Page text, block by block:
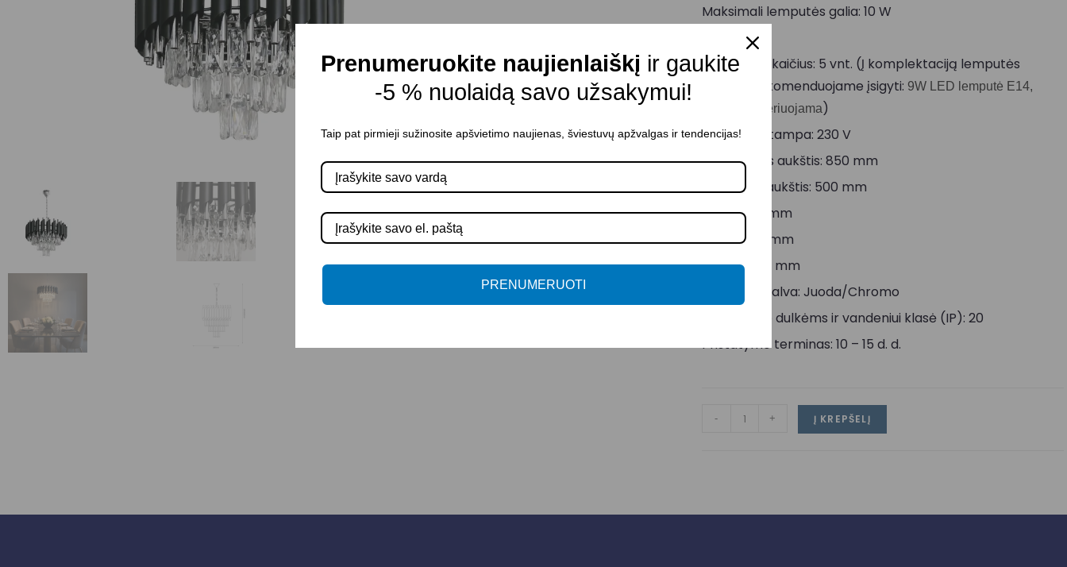
Maksimali lemputės galia: 10 W
Cokolis: E14
Lempučių skaičius: 5 vnt. (Į komplektaciją lemputės
neįeina, rekomenduojame įsigyti: 9W LED lemputė E14,
2700K, dimeriuojama)
Maitinimo įtampa: 230 V
Maksimalus aukštis: 850 mm
Minimalus aukštis: 500 mm
Plotis: 380 mm
Storis: 380 mm
Aukštis: 140 mm
Korpuso spalva: Juoda/Chromo
Atsparumo dulkėms ir vandeniui klasė (IP): 20
Pristatymo terminas: 10 – 15 d. d.
- + Į KREPŠELĮ
Prenumeruokite naujienlaiškį ir gaukite
-5 % nuolaidą savo užsakymui!
Taip pat pirmieji sužinosite apšvietimo naujienas, šviestuvų apžvalgas ir tendencijas!
PRENUMERUOTI